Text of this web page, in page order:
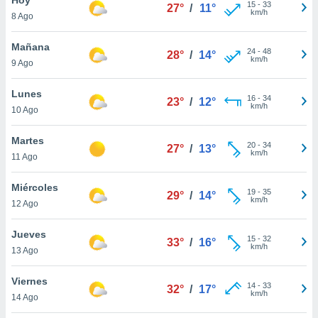
en
más
nuestra
de
cookies
aceptar
8 Ago
27° / 11° 15- 33
km/h
Mañana
9 Ago
28° / 14° 24- 48
km/h
Lunes
10 Ago
23° / 12° 16- 34
km/h
Martes
11 Ago
27° / 13° 20- 34
km/h
Miércoles
12 Ago
29° / 14° 19- 35
km/h
Jueves
13 Ago
33° / 16° 15- 32
km/h
Viernes
14 Ago
32° / 17° 14- 33
km/h